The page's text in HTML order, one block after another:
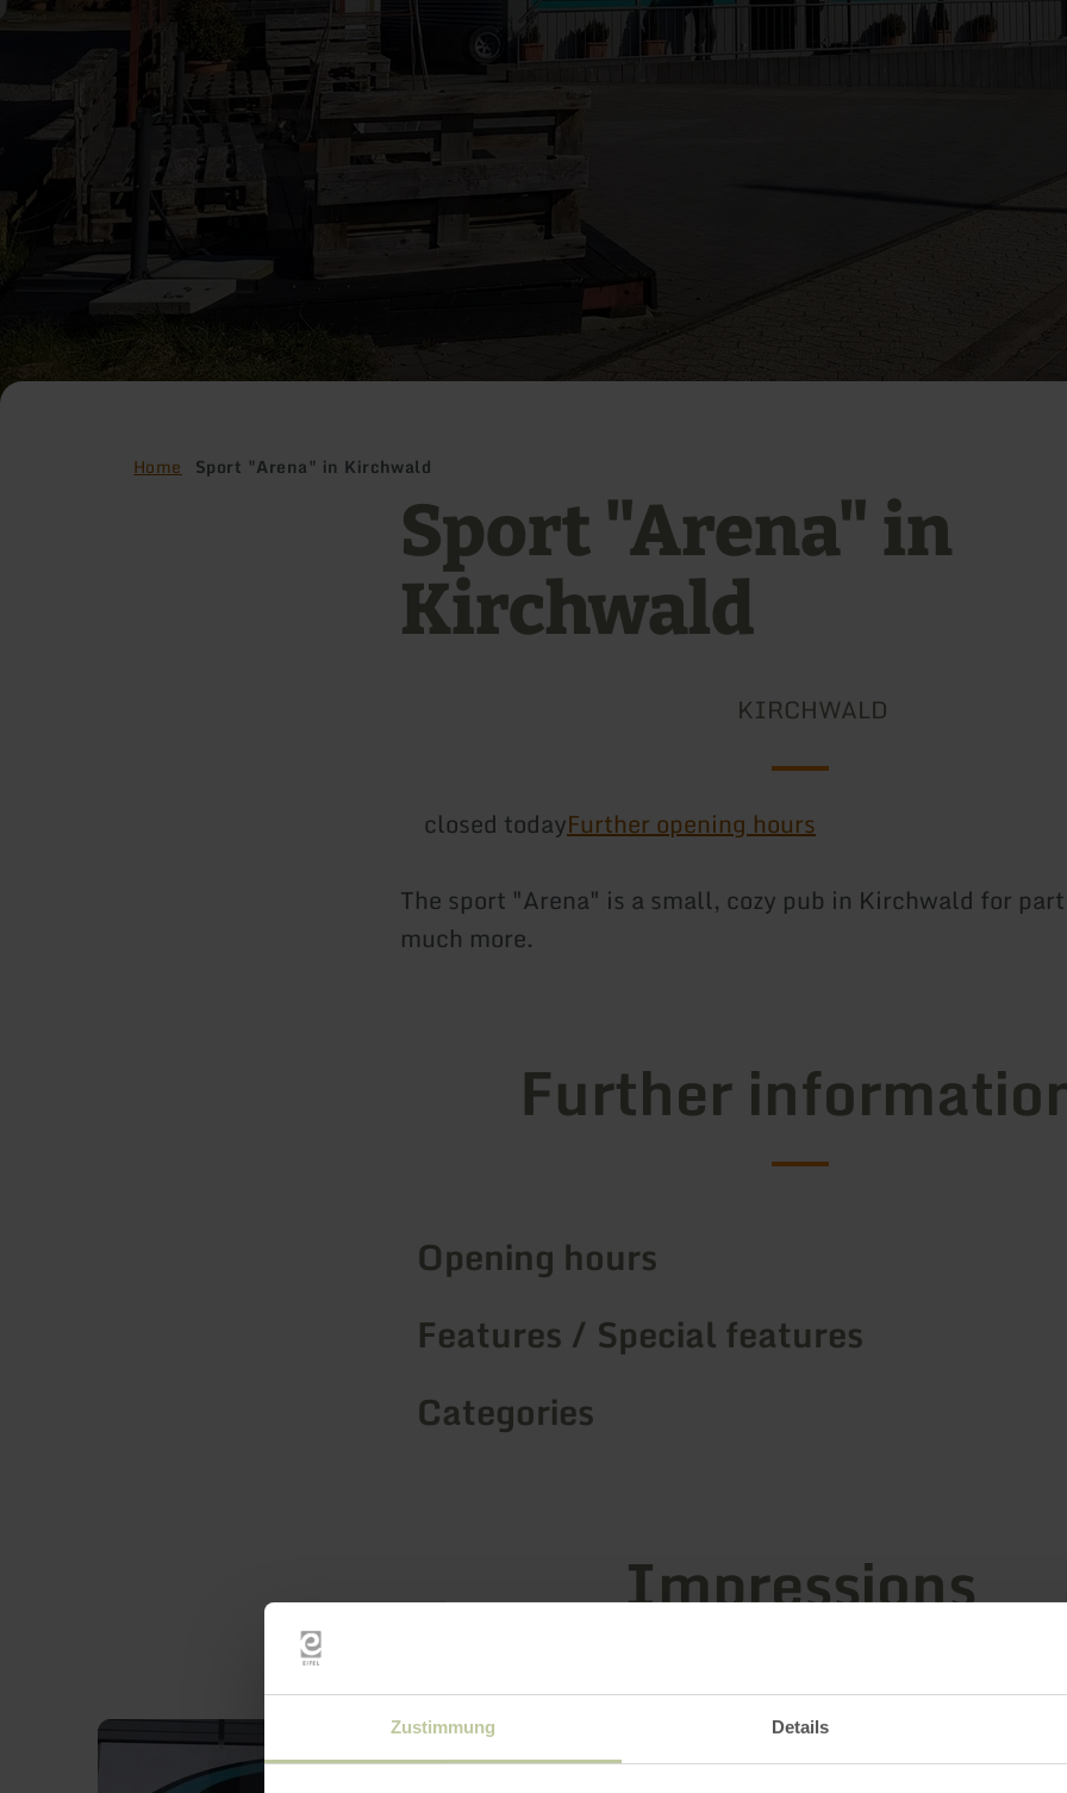
Zustimmung Details
Home Sport "Arena" in Kirchwald
Sport "Arena" in
Kirchwald
KIRCHWALD
closed todayFurther opening hours
The sport "Arena" is a small, cozy pub in Kirchwald for
much more.
Further
Opening hours
Features / Special features
Categories
Impressions